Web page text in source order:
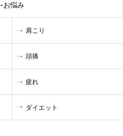
-お悩み
肩こり
頭痛
疲れ
ダイエット